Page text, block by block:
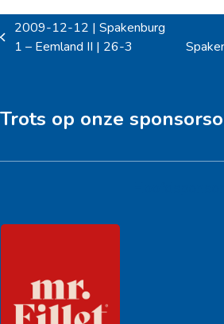
previous
2009-12-12 | Spakenburg
1 – Eemland II | 26-3
next
Trots op onze